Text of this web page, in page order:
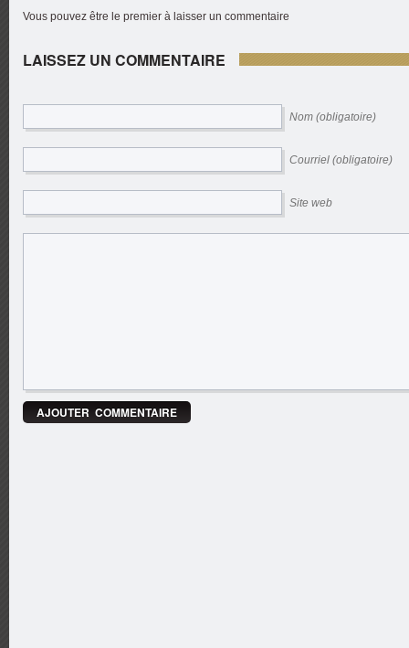
Vous pouvez être le premier à laisser un commentaire
LAISSEZ UN COMMENTAIRE
Nom (obligatoire)
Courriel (obligatoire)
Site web